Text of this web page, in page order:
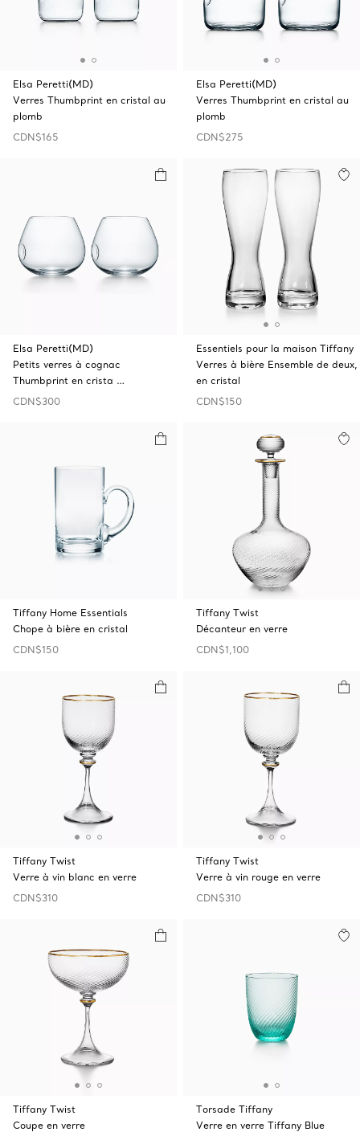
Elsa Peretti(MD)
Verres Thumbprint en cristal au
plomb
CDN$165
Elsa Peretti(MD)
Verres Thumbprint en cristal au
plomb
CDN$275
Elsa Peretti(MD)
Petits verres à cognac
Thumbprint en crista …
CDN$300
Essentiels pour la maison Tiffany
Verres à bière Ensemble de deux,
en cristal
CDN$150
Tiffany Home Essentials
Chope à bière en cristal
CDN$150
Tiffany Twist
Décanteur en verre
CDN$1,100
Tiffany Twist
Verre à vin blanc en verre
CDN$310
Tiffany Twist
Verre à vin rouge en verre
CDN$310
Tiffany Twist
Coupe en verre
Torsade Tiffany
Verre en verre Tiffany Blue